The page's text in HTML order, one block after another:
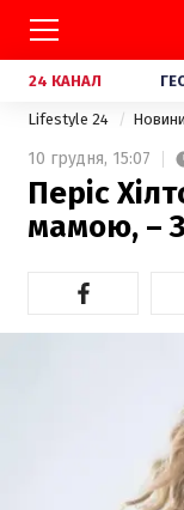
24 КАНАЛ
Lifestyle 24
10 грудня, 15:07
Періс
мамою, –